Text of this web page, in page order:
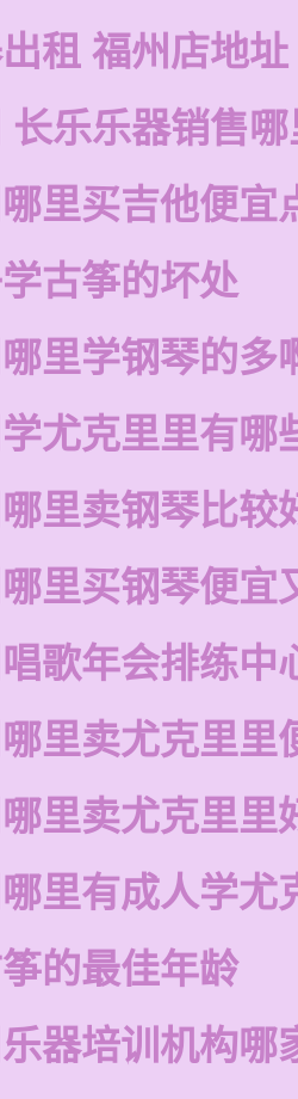
租 福州店地址
长乐乐器销售
里买吉他便宜
古筝的坏处
里学钢琴的多
尤克里里有哪
里卖钢琴比较
里买钢琴便宜
歌年会排练中
里卖尤克里里
里卖尤克里里
里有成人学尤
的最佳年龄
器培训机构哪